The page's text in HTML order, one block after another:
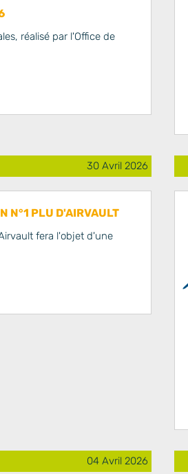
réalisé par l'Office de
30 Avril 2026
N°1 PLU D'AIRVAULT
fera l'objet d'une
04 Avril 2026